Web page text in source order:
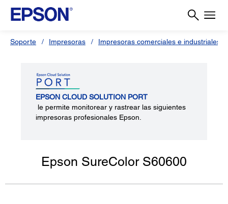
Soporte Impresoras Impresoras comerciales e industriales
EPSON CLOUD SOLUTION PORT
le permite monitorear y rastrear las siguientes
impresoras profesionales Epson.
Epson SureColor S60600